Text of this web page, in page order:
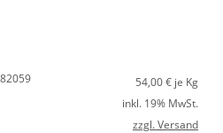
54,00€ je Kg
inkl. 19% MwSt.
zzgl. Versand